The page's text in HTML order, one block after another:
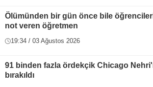
Ölümünden bir gün önce bile
not veren öğretmen
19:34 / 03 Ağustos 2026
91 binden fazla ördekçik Chicago
bırakıldı